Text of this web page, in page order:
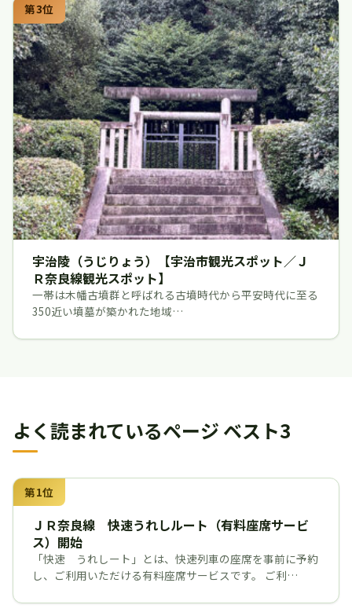
第3位
宇治陵（うじりょう）【宇治市観光スポット／Ｊ
Ｒ奈良線観光スポット】
一帯は木幡古墳群と呼ばれる古墳時代から平安時代に至る
350近い墳墓が築かれた地域…
よく読まれているページ ベスト3
第1位
ＪＲ奈良線 快速うれしルート（有料座席サービ
ス）開始
「快速 うれしート」とは、快速列車の座席を事前に予約
し、ご利用いただける有料座席サービスです。 ご利…